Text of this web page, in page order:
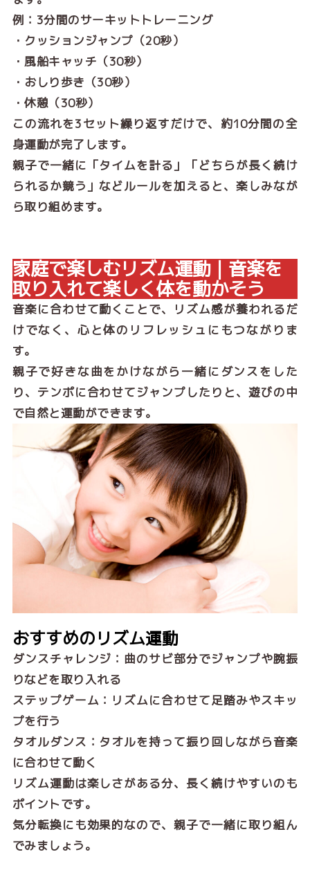
例：3分間のサーキットトレーニング
・クッションジャンプ（20秒）
・風船キャッチ（30秒）
・おしり歩き（30秒）
・休憩（30秒）
この流れを3セット繰り返すだけで、約10分間の全
身運動が完了します。
親子で一緒に「タイムを計る」「どちらが長く続け
られるか競う」などルールを加えると、楽しみなが
ら取り組めます。
家庭で楽しむリズム運動｜音楽を
取り入れて楽しく体を動かそう
音楽に合わせて動くことで、リズム感が養われるだ
けでなく、心と体のリフレッシュにもつながりま
す。
親子で好きな曲をかけながら一緒にダンスをした
り、テンポに合わせてジャンプしたりと、遊びの中
で自然と運動ができます。
おすすめのリズム運動
ダンスチャレンジ：曲のサビ部分でジャンプや腕振
りなどを取り入れる
ステップゲーム：リズムに合わせて足踏みやスキッ
プを行う
タオルダンス：タオルを持って振り回しながら音楽
に合わせて動く
リズム運動は楽しさがある分、長く続けやすいのも
ポイントです。
気分転換にも効果的なので、親子で一緒に取り組ん
でみましょう。